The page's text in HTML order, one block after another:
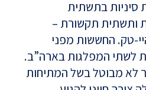
סיניות בתשתית
ותשתית תקשורת –
טק. החששות מפני
לשתי המפלגות בארה”ב.
לא מבוטל בשל המתיחות